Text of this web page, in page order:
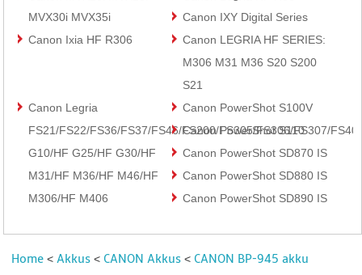
MVX30i MVX35i
Canon IXY Digital Series
Canon Ixia HF R306
Canon LEGRIA HF SERIES:
M306 M31 M36 S20 S200
S21
Canon Legria
FS21/FS22/FS36/FS37/FS46/FS200/FS305/FS306/FS307/
G10/HF G25/HF G30/HF
M31/HF M36/HF M46/HF
M306/HF M406
Canon PowerShot S100V
Canon PowerShot S110
Canon PowerShot SD870 IS
Canon PowerShot SD880 IS
Canon PowerShot SD890 IS
Home <Akkus < CANON Akkus < CANON BP-945 akku